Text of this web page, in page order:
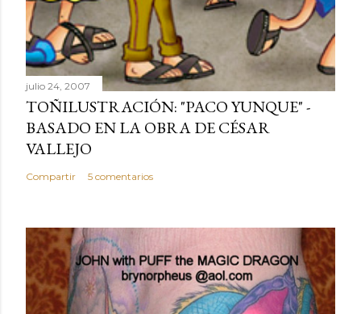
julio 24, 2007
TOÑILUSTRACIÓN: "PACO YUNQUE" -
BASADO EN LA OBRA DE CÉSAR
VALLEJO
Compartir 5 comentarios